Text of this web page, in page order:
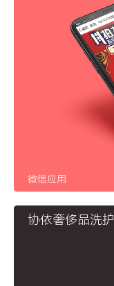
微信应用
协依奢侈品洗护